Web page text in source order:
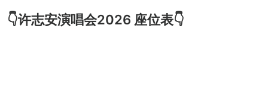
👇许志安演唱会2026 座位表👇